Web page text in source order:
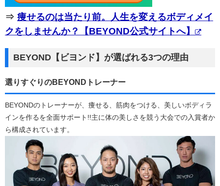
⇒ 痩せるのは当たり前。人生を変えるボディメイ
クをしませんか？【BEYOND公式サイトへ】
BEYOND【ビヨンド】が選ばれる3つの理由
選りすぐりのBEYONDトレーナー
BEYONDのトレーナーが、痩せる、筋肉をつける、美しいボディラ
インを作るを全面サポート!!主に体の美しさを競う大会での入賞者か
ら構成されています。